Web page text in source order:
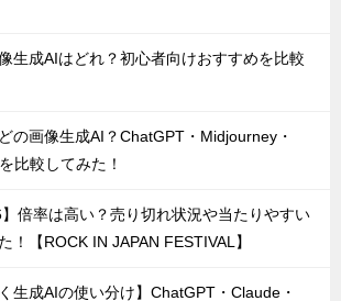
生成AIはどれ？初心者向けおすすめを比較
の画像生成AI？ChatGPT・Midjourney・
比較してみた！
】倍率は高い？売り切れ状況や当たりやすい
！【ROCK IN JAPAN FESTIVAL】
生成AIの使い分け】ChatGPT・Claude・